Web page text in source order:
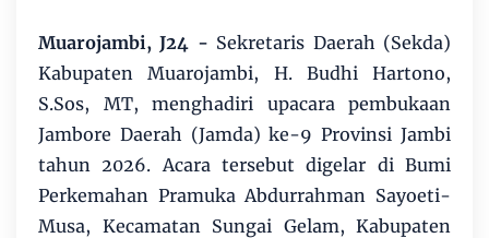
Muarojambi, J24 - Sekretaris Daerah (Sekda)
Kabupaten Muarojambi, H. Budhi Hartono,
S.Sos, MT, menghadiri upacara pembukaan
Jambore Daerah (Jamda) ke-9 Provinsi Jambi
tahun 2026. Acara tersebut digelar di Bumi
Perkemahan Pramuka Abdurrahman Sayoeti-
Musa, Kecamatan Sungai Gelam, Kabupaten